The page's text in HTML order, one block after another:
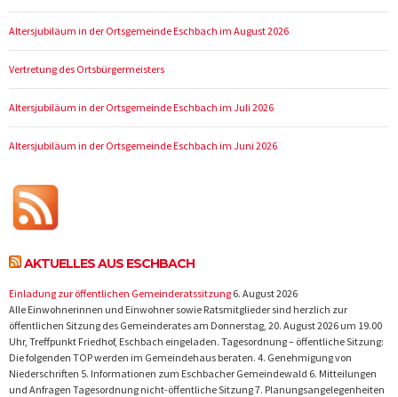
Altersjubiläum in der Ortsgemeinde Eschbach im August 2026
Vertretung des Ortsbürgermeisters
Altersjubiläum in der Ortsgemeinde Eschbach im Juli 2026
Altersjubiläum in der Ortsgemeinde Eschbach im Juni 2026
AKTUELLES AUS ESCHBACH
Einladung zur öffentlichen Gemeinderatssitzung 6. August 2026
Alle Einwohnerinnen und Einwohner sowie Ratsmitglieder sind herzlich zur
öffentlichen Sitzung des Gemeinderates am Donnerstag, 20. August 2026 um 19.00
Uhr, Treffpunkt Friedhof, Eschbach eingeladen. Tagesordnung – öffentliche Sitzung:
Die folgenden TOP werden im Gemeindehaus beraten. 4. Genehmigung von
Niederschriften 5. Informationen zum Eschbacher Gemeindewald 6. Mitteilungen
und Anfragen Tagesordnung nicht-öffentliche Sitzung 7. Planungsangelegenheiten